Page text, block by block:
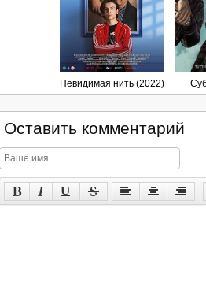
Невидимая нить (2022)
Оставить комментарий